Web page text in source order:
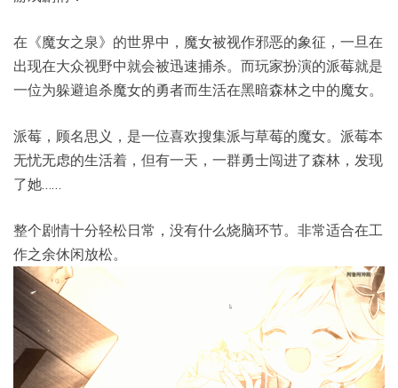
在《魔女之泉》的世界中，魔女被视作邪恶的象征，一旦在
出现在大众视野中就会被迅速捕杀。而玩家扮演的派莓就是
一位为躲避追杀魔女的勇者而生活在黑暗森林之中的魔女。
派莓，顾名思义，是一位喜欢搜集派与草莓的魔女。派莓本
无忧无虑的生活着，但有一天，一群勇士闯进了森林，发现
了她……
整个剧情十分轻松日常，没有什么烧脑环节。非常适合在工
作之余休闲放松。